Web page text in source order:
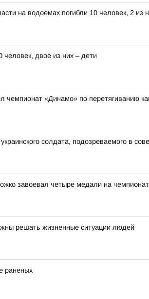
на водоемах погибли 10 человек, 2 из
человек, двое из них – дети
«Динамо» по перетягиванию
солдата, подозреваемого в
завоевал четыре медали на чемпионате
решать жизненные ситуации людей
раненых